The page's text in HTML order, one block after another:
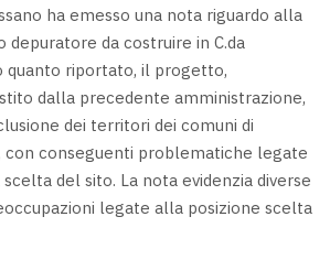
ha emesso una nota riguardo alla
depuratore da costruire in C.da
quanto riportato, il progetto,
dalla precedente amministrazione,
dei territori dei comuni di
con conseguenti problematiche legate
del sito. La nota evidenzia diverse
legate alla posizione scelta